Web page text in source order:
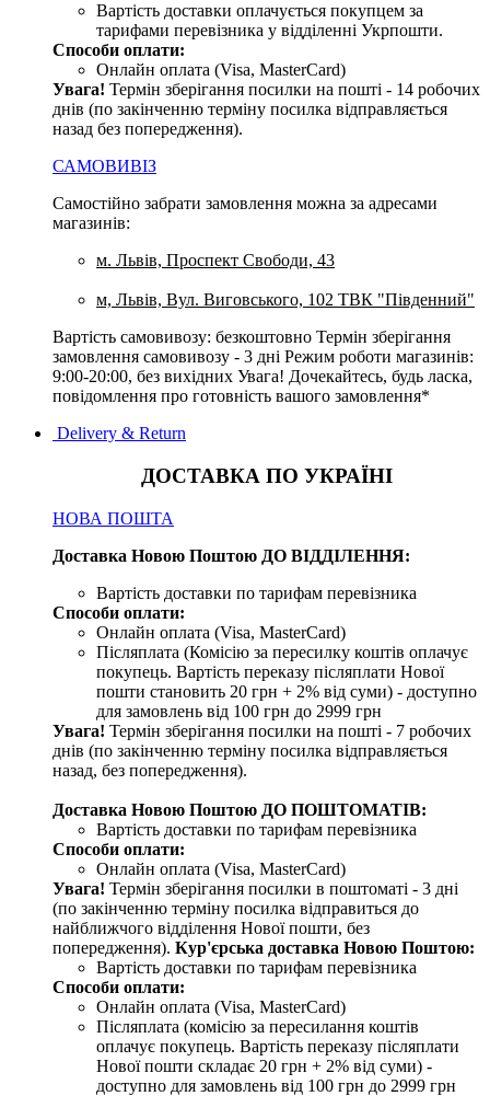
Вартість доставки оплачується покупцем за
тарифами перевізника у відділенні Укрпошти.
Способи оплати:
Онлайн оплата (Visa, MasterCard)
Увага! Термін зберігання посилки на пошті - 14 робочих
днів (по закінченню терміну посилка відправляється
назад без попередження).
САМОВИВІЗ
Самостійно забрати замовлення можна за адресами
магазинів:
м. Львів, Проспект Свободи, 43
м, Львів, Вул. Виговського, 102 ТВК "Південний"
Вартість самовивозу: безкоштовно Термін зберігання
замовлення самовивозу - 3 дні Режим роботи магазинів:
9:00-20:00, без вихідних Увага! Дочекайтесь, будь ласка,
повідомлення про готовність вашого замовлення*
Delivery & Return
ДОСТАВКА ПО УКРАЇНІ
НОВА ПОШТА
Доставка Новою Поштою ДО ВІДДІЛЕННЯ:
Вартість доставки по тарифам перевізника
Способи оплати:
Онлайн оплата (Visa, MasterCard)
Післяплата (Комісію за пересилку коштів оплачує
покупець. Вартість переказу післяплати Нової
пошти становить 20 грн + 2% від суми) - доступно
для замовлень від 100 грн до 2999 грн
Увага! Термін зберігання посилки на пошті - 7 робочих
днів (по закінченню терміну посилка відправляється
назад, без попередження).
Доставка Новою Поштою ДО ПОШТОМАТІВ:
Вартість доставки по тарифам перевізника
Способи оплати:
Онлайн оплата (Visa, MasterCard)
Увага! Термін зберігання посилки в поштоматі - 3 дні
(по закінченню терміну посилка відправиться до
найближчого відділення Нової пошти, без
попередження). Кур'єрська доставка Новою Поштою:
Вартість доставки по тарифам перевізника
Способи оплати:
Онлайн оплата (Visa, MasterCard)
Післяплата (комісію за пересилання коштів
оплачує покупець. Вартість переказу післяплати
Нової пошти складає 20 грн + 2% від суми) -
доступно для замовлень від 100 грн до 2999 грн